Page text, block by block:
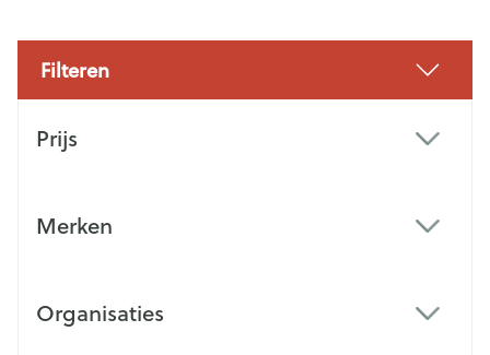
Filteren
Prijs
Merken
Organisaties